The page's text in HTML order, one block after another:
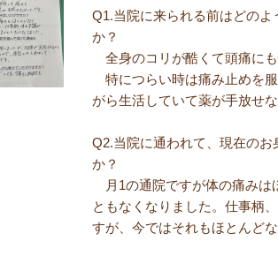
Q1.当院に来られる前はどのよ
か？
全身のコリが酷くて頭痛にも
特につらい時は痛み止めを
がら生活していて薬が手放せな
Q2.当院に通われて、現在の
か？
月1の通院ですが体の痛みは
ともなくなりました。仕事柄
すが、今ではそれもほとんどな